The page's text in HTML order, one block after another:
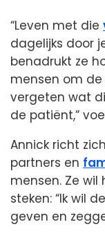
“Leven met die
dagelijks door
benadrukt ze
mensen om de
vergeten wat
de patiënt,”
Annick richt
partners en
mensen. Ze
steken: “Ik wil
geven en